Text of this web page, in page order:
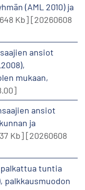
(AML 2010) ja
Kb][20260608
ansiot
mukaan,
ansiot
ja
Kb][20260608
palkattua tuntia
palkkausmuodon